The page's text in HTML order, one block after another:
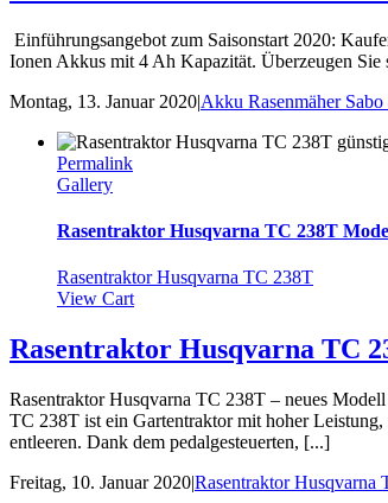
Einführungsangebot zum Saisonstart 2020:
Ionen Akkus mit 4 Ah Kapazität. Überzeugen
Montag, 13. Januar 2020|Akku Rasenmäher
Permalink
Gallery
Rasentraktor Husqvarna TC 238T
Rasentraktor Husqvarna TC 238T
View Cart
Rasentraktor Husqvarna TC
Rasentraktor Husqvarna TC 238T – neues
TC 238T ist ein Gartentraktor mit hoher
entleeren. Dank dem pedalgesteuerten, [...]
Freitag, 10. Januar 2020|Rasentraktor Husqvarna